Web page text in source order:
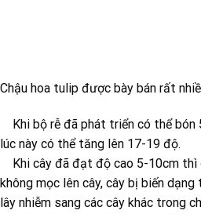
Chậu hoa tulip được bày bán rất
Khi bộ rễ đã phát triển có thể bón
lúc này có thể tăng lên 17-19 độ.
Khi cây đã đạt độ cao 5-10cm thì
không mọc lên cây, cây bị biến dạng
lây nhiễm sang các cây khác trong